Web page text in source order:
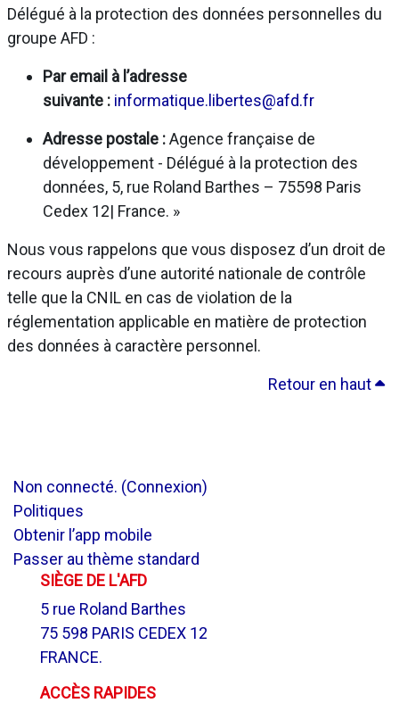
Délégué à la protection des données personnelles du
groupe AFD :
Par email à l’adresse
suivante : informatique.libertes@afd.fr
Adresse postale :Agence française de
développement - Délégué à la protection des
données, 5, rue Roland Barthes – 75598 Paris
Cedex 12| France. »
Nous vous rappelons que vous disposez d’un droit de
recours auprès d’une autorité nationale de contrôle
telle que la CNIL en cas de violation de la
réglementation applicable en matière de protection
des données à caractère personnel.
Retour en haut
Non connecté. (Connexion)
Politiques
Obtenir l’app mobile
Passer au thème standard
SIÈGE DE L'AFD
5 rue Roland Barthes
75 598 PARIS CEDEX 12
FRANCE.
ACCÈS RAPIDES